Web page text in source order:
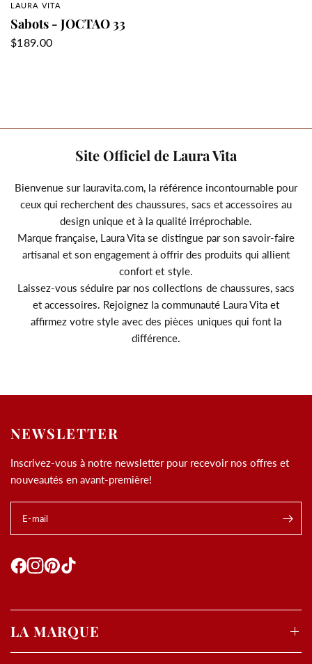
APERÇU RAPIDE
LAURA VITA
Sabots - JOCTAO 33
$189.00
Site Officiel de Laura Vita
Bienvenue sur lauravita.com, la référence incontournable pour
ceux qui recherchent des chaussures, sacs et accessoires au
design unique et à la qualité irréprochable.
Marque française, Laura Vita se distingue par son savoir-faire
artisanal et son engagement à offrir des produits qui allient
confort et style.
Laissez-vous séduire par nos collections de chaussures, sacs
et accessoires. Rejoignez la communauté Laura Vita et
affirmez votre style avec des pièces uniques qui font la
différence.
NEWSLETTER
Inscrivez-vous à notre newsletter pour recevoir nos offres et
nouveautés en avant-première!
E-mail
LA MARQUE
Utilisation des
Les cookies et données personnelles nous permettent de
personnaliser le contenu et les annonces, d’offrir des